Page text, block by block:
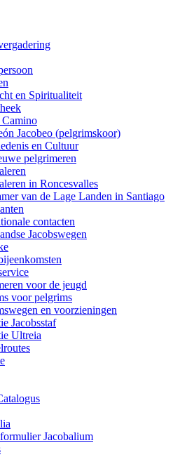
en Spiritualiteit
Jacobeo (pelgrimskoor)
en Cultuur
pelgrimeren
in Roncesvalles
van de Lage Landen in Santiago
contacten
Jacobswegen
voor de jeugd
voor pelgrims
en voorzieningen
Jacobsstaf
Ultreia
Jacobalium